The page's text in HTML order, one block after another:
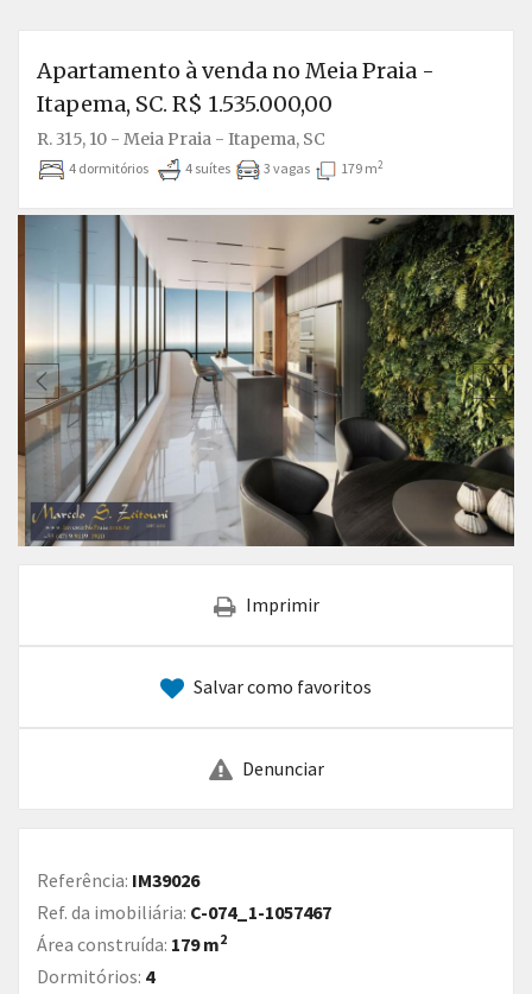
Apartamento à venda no Meia Praia -
Itapema, SC. R$ 1.535.000,00
R. 315, 10 - Meia Praia - Itapema, SC
4 dormitórios 4 suítes 3 vagas 179 m2
Anterior
Imprimir
Salvar como favoritos
Denunciar
Referência: IM39026
Ref. da imobiliária: C-074_1-1057467
Área construída: 179 m2
Dormitórios: 4